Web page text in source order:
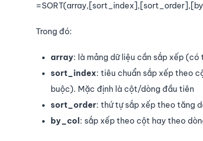
Trong đó:
array: là mảng dữ liệu cần sắp xếp
sort_index: tiêu chuẩn sắp xếp theo
buộc). Mặc định là cột/dòng đầu tiên
sort_order: thứ tự sắp xếp theo tăng
by_col : sắp xếp theo cột hay theo